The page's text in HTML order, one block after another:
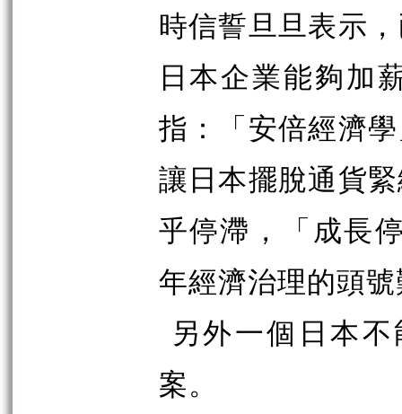
時信誓旦旦表示
日本企業能夠加
指：「安倍經濟
讓日本擺脫通貨
乎停滯，「成長
年經濟治理的頭
另外一個日本
案。